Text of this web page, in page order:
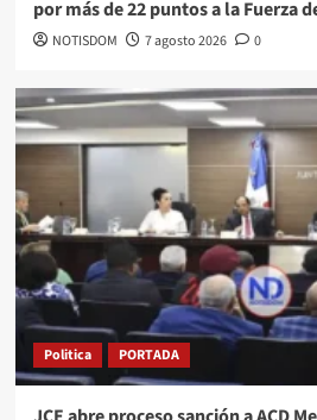
por más de 22 puntos a la Fuerza
NOTISDOM 7 agosto 2026 0
Politica PORTADA